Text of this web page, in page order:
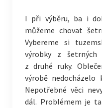
I při výběru, ba i
můžeme chovat
Vybereme si
výrobky z šetrných
z druhé ruky.
výrobě nedocházelo
Nepotřebné věci
dál. Problémem je